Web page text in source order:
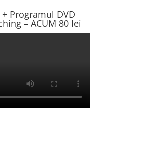
Programul DVD
– ACUM 80 lei